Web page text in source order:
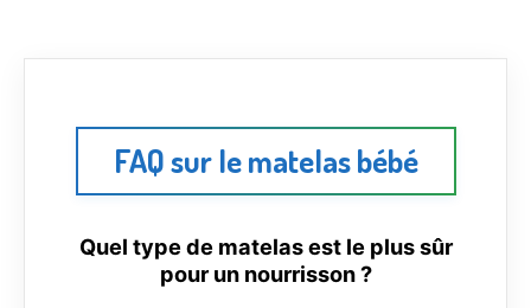
FAQ sur le matelas bébé
Quel type de matelas est le plus sûr
pour un nourrisson ?